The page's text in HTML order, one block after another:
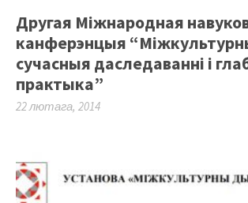
Другая Міжнародная
канферэнцыя
сучасныя даследаванні і
практыка”
22 лютага, 2014